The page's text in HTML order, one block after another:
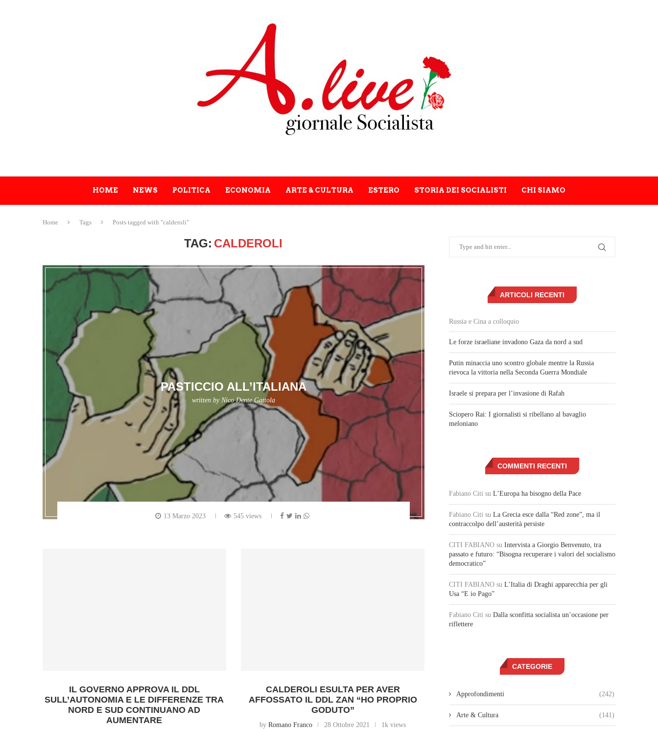
HOME NEWS POLITICA ECONOMIA ARTE & CULTURA ESTERO STORIA DEI SOCIALISTI CHI SIAMO
Home Tags Posts tagged with "calderoli"
TAG: CALDEROLI
PASTICCIO ALL’ITALIANA
written by Nico Dente Gattola
13 Marzo 2023 545 views
IL GOVERNO APPROVA IL DDL
SULL’AUTONOMIA E LE DIFFERENZE TRA
NORD E SUD CONTINUANO AD
AUMENTARE
CALDEROLI ESULTA PER AVER
AFFOSSATO IL DDL ZAN “HO PROPRIO
GODUTO”
byRomano Franco 28 Ottobre 2021 1k views
ARTICOLI RECENTI
Russia e Cina a colloquio
Le forze israeliane invadono Gaza da nord a sud
Putin minaccia uno scontro globale mentre la Russia
rievoca la vittoria nella Seconda Guerra Mondiale
Israele si prepara per l’invasione di Rafah
Sciopero Rai: I giornalisti si ribellano al bavaglio
meloniano
COMMENTI RECENTI
Fabiano Citi su L’Europa ha bisogno della Pace
Fabiano Citi su La Grecia esce dalla “Red zone”, ma il
contraccolpo dell’austerità persiste
CITI FABIANO su Intervista a Giorgio Benvenuto, tra
passato e futuro: “Bisogna recuperare i valori del socialismo
democratico”
CITI FABIANO su L’Italia di Draghi apparecchia per gli
Usa “E io Pago”
Fabiano Citi su Dalla sconfitta socialista un’occasione per
riflettere
CATEGORIE
Approfondimenti (242)
Arte & Cultura (141)